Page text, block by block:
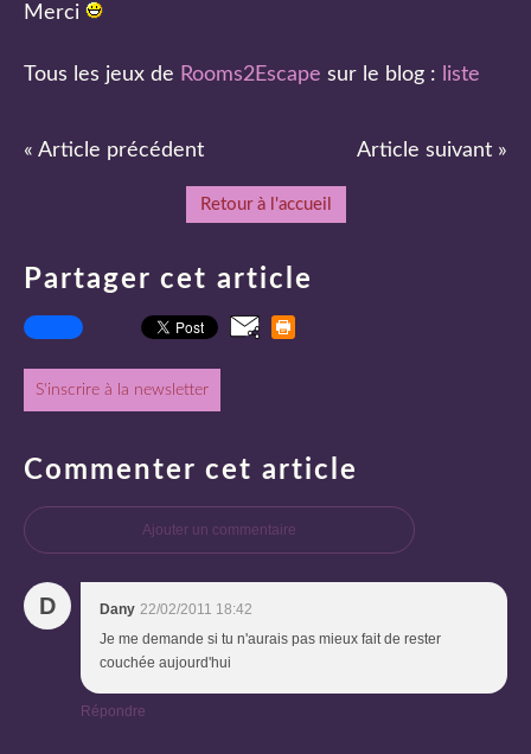
Merci
Tous les jeux de Rooms2Escape sur le blog : liste
« Article précédent Article suivant »
Retour à l'accueil
Partager cet article
S'inscrire à la newsletter
Commenter cet article
Ajouter un commentaire
D Dany 22/02/2011 18:42
Je me demande si tu n'aurais pas mieux fait de rester
couchée aujourd'hui
Répondre